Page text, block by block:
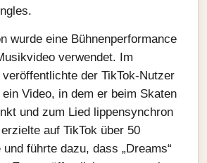
wurde eine Bühnenperformance
verwendet. Im
der TikTok-Nutzer
ein Video, in dem er beim Skaten
und zum Lied lippensynchron
auf TikTok über 50
führte dazu, dass „Dreams“